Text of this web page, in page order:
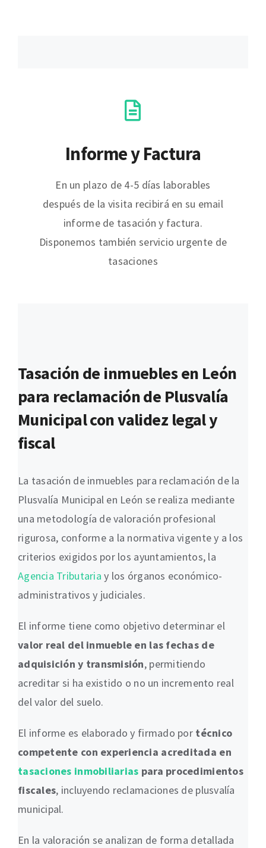
Informe y Factura
En un plazo de 4-5 días laborables
después de la visita recibirá en su email
informe de tasación y factura.
Disponemos también servicio urgente de
tasaciones
Tasación de inmuebles en León
para reclamación de Plusvalía
Municipal con validez legal y
fiscal
La tasación de inmuebles para reclamación de la
Plusvalía Municipal en León se realiza mediante
una metodología de valoración profesional
rigurosa, conforme a la normativa vigente y a los
criterios exigidos por los ayuntamientos, la
Agencia Tributaria y los órganos económico-
administrativos y judiciales.
El informe tiene como objetivo determinar el
valor real del inmueble en las fechas de
adquisición y transmisión, permitiendo
acreditar si ha existido o no un incremento real
del valor del suelo.
El informe es elaborado y firmado por técnico
competente con experiencia acreditada en
tasaciones inmobiliarias para procedimientos
fiscales, incluyendo reclamaciones de plusvalía
municipal.
En la valoración se analizan de forma detallada